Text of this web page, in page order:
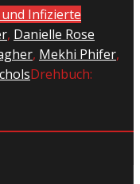
Infizierte
, Danielle Rose
, Mekhi Phifer,
Drehbuch: